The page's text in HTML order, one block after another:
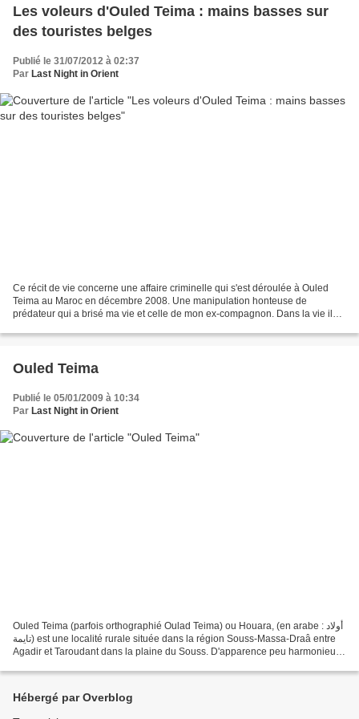
Les voleurs d'Ouled Teima : mains basses sur
des touristes belges
Publié le 31/07/2012 à 02:37
Par Last Night in Orient
Ce récit de vie concerne une affaire criminelle qui s'est déroulée à Ouled
Teima au Maroc en décembre 2008. Une manipulation honteuse de
prédateur qui a brisé ma vie et celle de mon ex-compagnon. Dans la vie il
Ouled Teima
Publié le 05/01/2009 à 10:34
Par Last Night in Orient
Ouled Teima (parfois orthographié Oulad Teima) ou Houara, (en arabe : أولاد
تايمة) est une localité rurale située dans la région Souss-Massa-Draâ entre
Agadir et Taroudant dans la plaine du Souss. D'apparence peu harmonieuse
Hébergé par Overblog